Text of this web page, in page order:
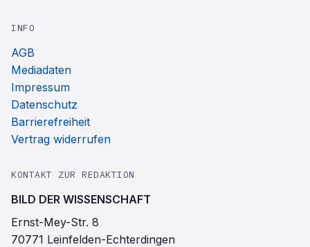
INFO
AGB
Mediadaten
Impressum
Datenschutz
Barrierefreiheit
Vertrag widerrufen
KONTAKT ZUR REDAKTION
BILD DER WISSENSCHAFT
Ernst-Mey-Str. 8
70771 Leinfelden-Echterdingen